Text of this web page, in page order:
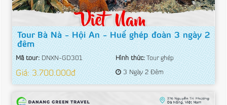
Tour Bà Nà - Hội An - Huế ghép đoàn 3 ngày 2
đêm
Mã tour: DNXN-GD301 Hình thức:Tour ghép
Giá: 3.700.000đ 3 Ngày 2 Đêm